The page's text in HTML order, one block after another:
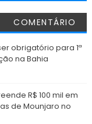
COMENTÁRIO
obrigatório para 1ª
na Bahia
R$ 100 mil em
de Mounjaro no